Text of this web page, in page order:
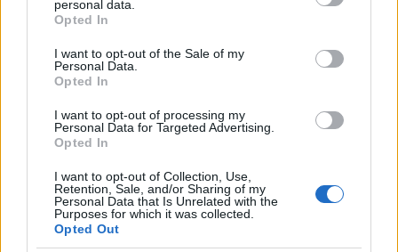
grant or deny consent to Google and its third-party tags to
use your data for below specified purposes in below Google
consent section.
personal data.
Opted In
I want to opt-out of the Sale of my
Personal Data.
Opted In
I want to opt-out of processing my
Personal Data for Targeted Advertising.
Opted In
I want to opt-out of Collection, Use,
Retention, Sale, and/or Sharing of my
Personal Data that Is Unrelated with the
Purposes for which it was collected.
Opted Out